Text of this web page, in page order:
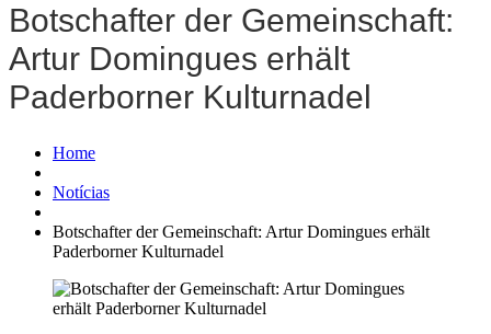
Botschafter der Gemeinschaft:
Artur Domingues erhält
Paderborner Kulturnadel
Home
Notícias
Botschafter der Gemeinschaft: Artur Domingues erhält
Paderborner Kulturnadel